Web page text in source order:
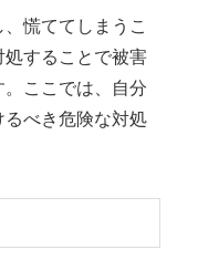
慌ててしまうこ
することで被害
ここでは、自分
べき危険な対処